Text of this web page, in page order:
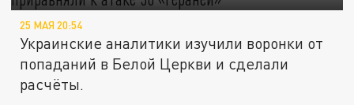
25 МАЯ 20:54
Украинские аналитики изучили воронки от
попаданий в Белой Церкви и сделали
расчёты.